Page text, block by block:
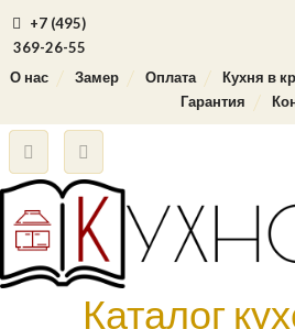
+7 (495)
369-26-55
О нас
Замер Оплата Кухня в
Гарантия
Каталог